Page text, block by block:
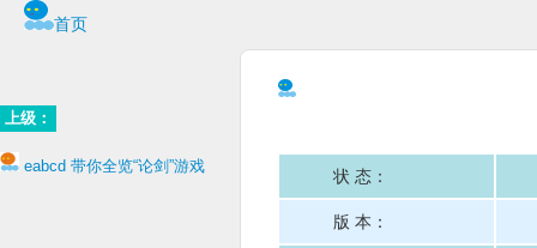
首页
上级：
eabcd 带你全览“论剑”游戏
状 态：
版 本：